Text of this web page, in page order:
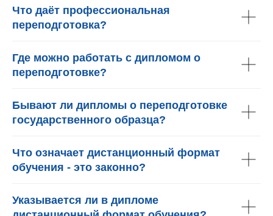
Что даёт профессиональная
переподготовка?
Где можно работать с дипломом о
переподготовке?
Бывают ли дипломы о переподготовке
государственного образца?
Что означает дистанционный формат
обучения - это законно?
Указывается ли в дипломе